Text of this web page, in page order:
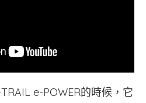
e-POWER的時候，它